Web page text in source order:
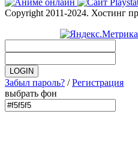
Copyright 2011-2024. Хостинг
Забыл пароль? /Регистрация
выбрать фон